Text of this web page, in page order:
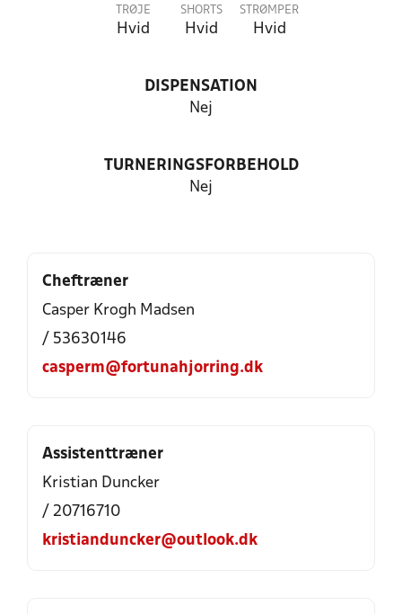
TRØJE
Hvid
SHORTS
Hvid
STRØMPER
Hvid
DISPENSATION
Nej
TURNERINGSFORBEHOLD
Nej
Cheftræner
Casper Krogh Madsen
/ 53630146
casperm@fortunahjorring.dk
Assistenttræner
Kristian Duncker
/ 20716710
kristianduncker@outlook.dk